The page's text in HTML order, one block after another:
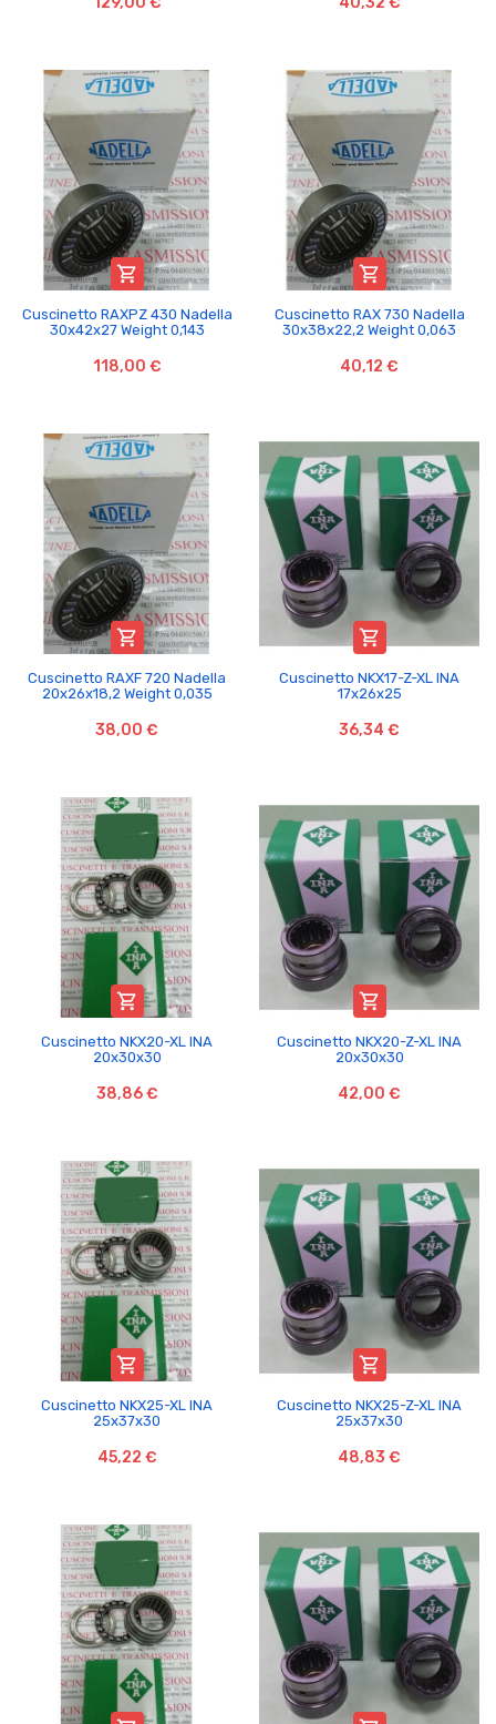

Cuscinetto RAXPZ 430 Nadella
30x42x27 Weight 0,143
118,00 €

Cuscinetto RAX 730 Nadella
30x38x22,2 Weight 0,063
40,12 €

Cuscinetto RAXF 720 Nadella
20x26x18,2 Weight 0,035
38,00 €

Cuscinetto NKX17-Z-XL INA
17x26x25
36,34 €

Cuscinetto NKX20-XL INA
20x30x30
38,86 €

Cuscinetto NKX20-Z-XL INA
20x30x30
42,00 €

Cuscinetto NKX25-XL INA
25x37x30
45,22 €

Cuscinetto NKX25-Z-XL INA
25x37x30
48,83 €